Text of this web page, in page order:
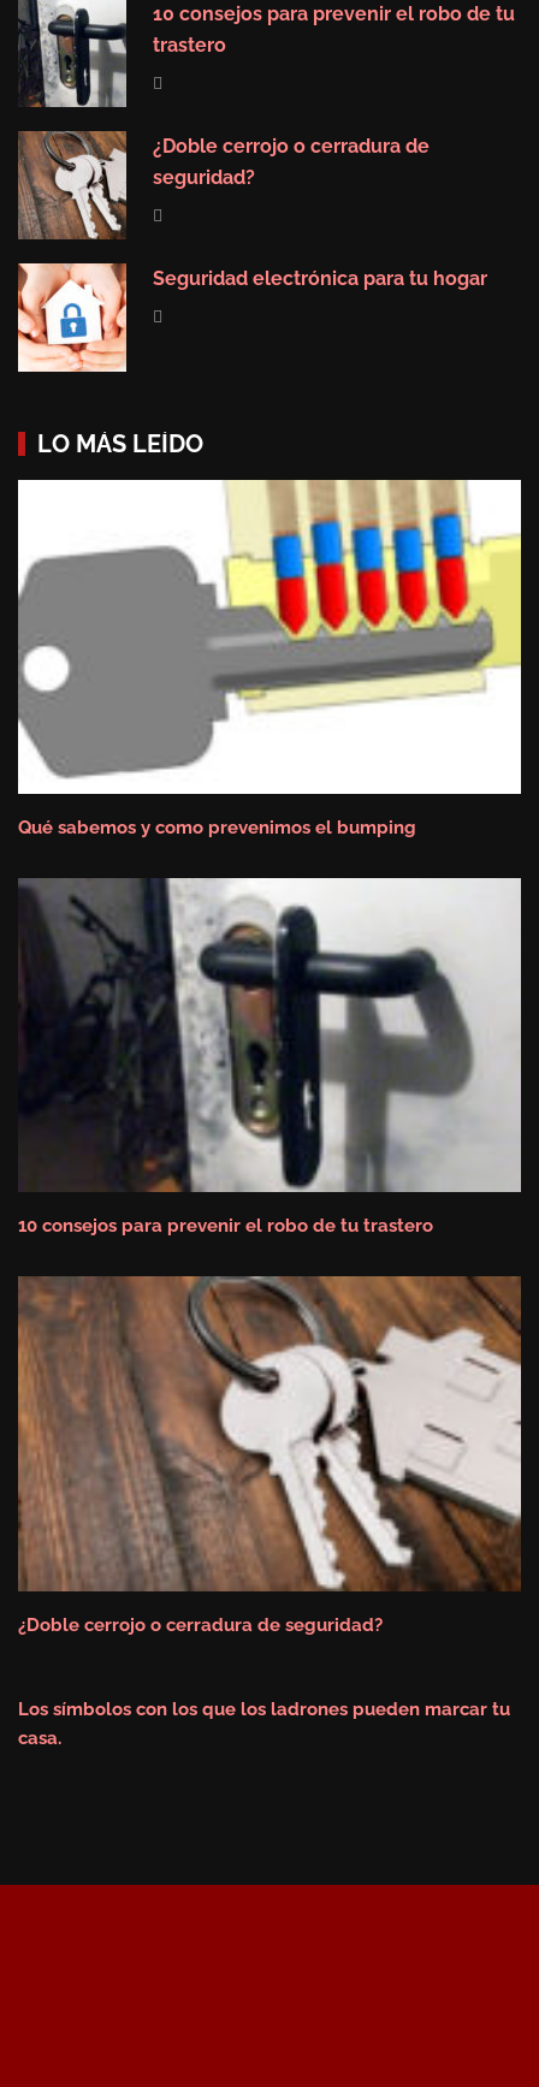
10 consejos para prevenir el robo de tu
trastero
¿Doble cerrojo o cerradura de
seguridad?
Seguridad electrónica para tu hogar
LO MÁS LEÍDO
Qué sabemos y como prevenimos el bumping
10 consejos para prevenir el robo de tu trastero
¿Doble cerrojo o cerradura de seguridad?
Los símbolos con los que los ladrones pueden marcar tu
casa.